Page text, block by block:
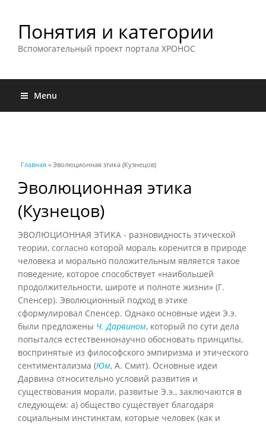
Понятия и категории
Вспомогательный проект портала ХРОНОС
Menu
Вы здесь
Главная » Эволюционная этика (Кузнецов)
Эволюционная этика
(Кузнецов)
ЭВОЛЮЦИОННАЯ ЭТИКА - разновидность этической
теории, согласно которой мораль коренится в природе
человека и морально положительным является такое
поведение, которое способствует «наибольшей
продолжительности, широте и полноте жизни» (Г.
Спенсер). Эволюционный подход в этике
сформулировал Спенсер. Однако основные идеи Э.э.
были предложены Ч. Дарвином, который по сути дела
попытался естественнонаучно обосновать принципы,
воспринятые из философского эмпиризма и этического
сентиментализма (Юм, А. Смит). Основные идеи
Дарвина относительно условий развития и
существования морали, развитые Э.э., заключаются в
следующем: а) общество существует благодаря
социальным инстинктам, которые человек (как и